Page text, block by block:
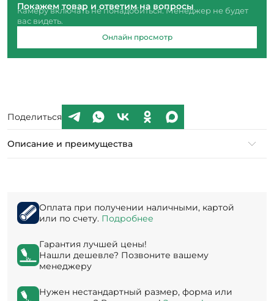
Покажем товар и ответим на вопросы
Камеру включать не понадобиться. Менеджер не будет
вас видеть.
Онлайн просмотр
Поделиться
Описание и преимущества
Оплата при получении наличными, картой
или по счету. Подробнее
Гарантия лучшей цены!
Нашли дешевле? Позвоните вашему
менеджеру
Нужен нестандартный размер, форма или